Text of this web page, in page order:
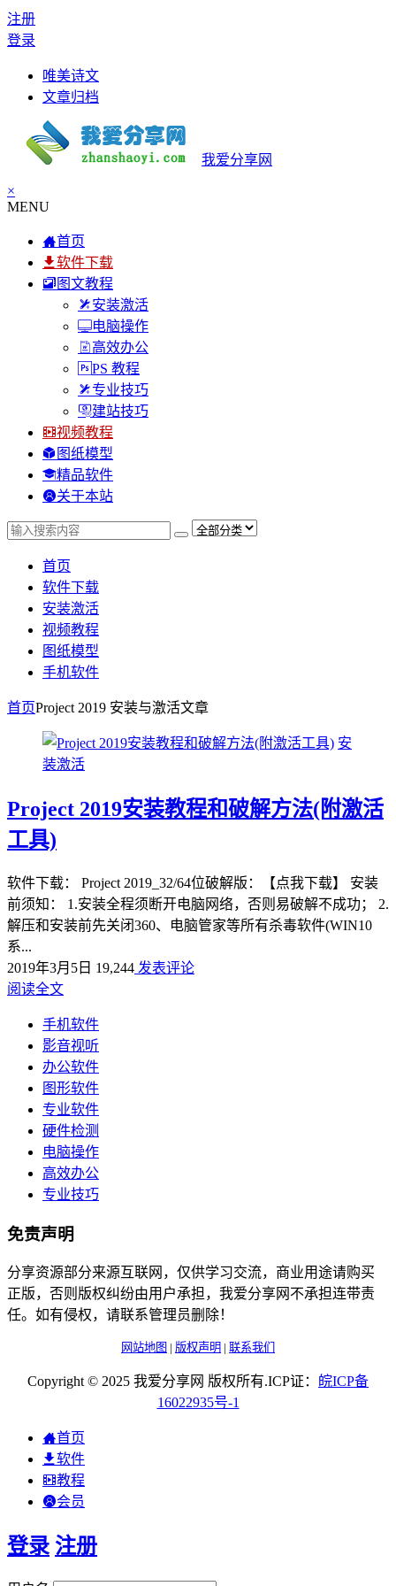
注册
登录
唯美诗文
文章归档
我爱分享网
×
MENU
首页
软件下载
图文教程
安装激活
电脑操作
高效办公
PS 教程
专业技巧
建站技巧
视频教程
图纸模型
精品软件
关于本站
首页
软件下载
安装激活
视频教程
图纸模型
手机软件
首页Project 2019 安装与激活文章
安
装激活
Project 2019安装教程和破解方法(附激活
工具)
软件下载： Project 2019_32/64位破解版：【点我下载】 安装
前须知： 1.安装全程须断开电脑网络，否则易破解不成功； 2.
解压和安装前先关闭360、电脑管家等所有杀毒软件(WIN10
系...
2019年3月5日 19,244 发表评论
阅读全文
手机软件
影音视听
办公软件
图形软件
专业软件
硬件检测
电脑操作
高效办公
专业技巧
免责声明
分享资源部分来源互联网，仅供学习交流，商业用途请购买
正版，否则版权纠纷由用户承担，我爱分享网不承担连带责
任。如有侵权，请联系管理员删除！
网站地图 | 版权声明 | 联系我们
Copyright © 2025 我爱分享网 版权所有.ICP证： 皖ICP备
16022935号-1
首页
软件
教程
会员
登录 注册